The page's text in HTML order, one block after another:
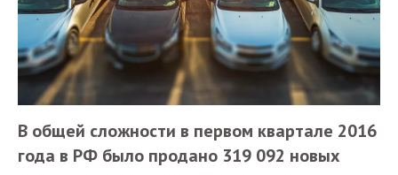
В общей сложности в первом квартале 2016
года в РФ было продано 319 092 новых